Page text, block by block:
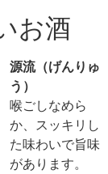
お酒
源流（げんりゅ
う）
喉ごしなめら
か、スッキリし
た味わいで旨味
があります。